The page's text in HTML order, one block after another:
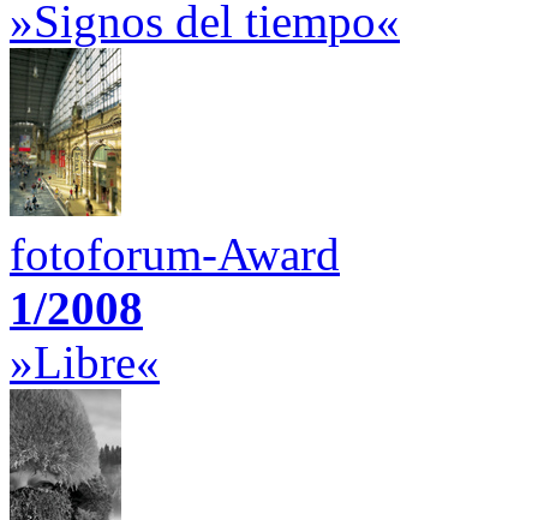
»Signos del tiempo«
fotoforum-Award
1/2008
»Libre«